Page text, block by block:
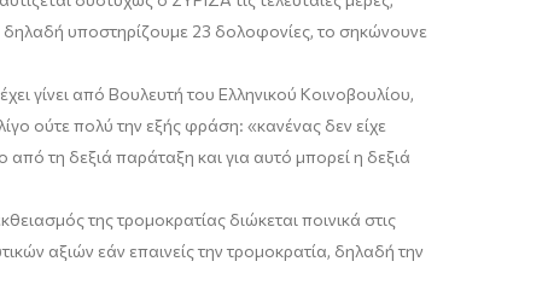
δηλαδή υποστηρίζουμε 23 δολοφονίες, το σηκώνουνε
γίνει από Βουλευτή του Ελληνικού Κοινοβουλίου,
ούτε πολύ την εξής φράση: «κανένας δεν είχε
τη δεξιά παράταξη και για αυτό μπορεί η δεξιά
της τρομοκρατίας διώκεται ποινικά στις
αξιών εάν επαινείς την τρομοκρατία, δηλαδή την